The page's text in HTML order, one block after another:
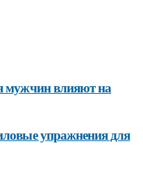
мужчин влияют на
упражнения для